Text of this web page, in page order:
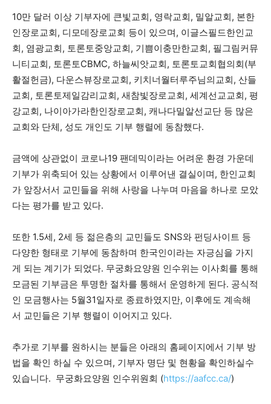
10만 달러 이상 기부자에 큰빛교회, 영락교회, 밀알교회, 본한
인장로교회, 디모데장로교회 등이 있으며, 이글스필드한인교
회, 염광교회, 토론토중앙교회, 기쁨이충만한교회, 필그림커뮤
니티교회, 토론토CBMC, 하늘씨앗교회, 토론토교회협의회(부
활절헌금), 다운스뷰장로교회, 키치너월터루주님의교회, 산들
교회, 토론토제일감리교회, 새참빛장로교회, 세계선교교회, 평
강교회, 나이아가라한인장로교회, 캐나다밀알선교단 등 많은
교회와 단체, 성도 개인도 기부 행렬에 동참했다.
금액에 상관없이 코로나19 팬데믹이라는 어려운 환경 가운데
기부가 위축되어 있는 상황에서 이루어낸 결실이며, 한인교회
가 앞장서서 교민들을 위해 사랑을 나누며 마음을 하나로 모았
다는 평가를 받고 있다.
또한 1.5세, 2세 등 젊은층의 교민들도 SNS와 펀딩사이트 등
다양한 형태로 기부에 동참하며 한국인이라는 자긍심을 가지
게 되는 계기가 되었다. 무궁화요양원 인수위는 이사회를 통해
모금된 기부금은 투명한 절차를 통해서 운영하게 된다. 공식적
인 모금행사는 5월31일자로 종료하였지만, 이후에도 계속해
서 교민들은 기부 행렬이 이어지고 있다.
추가로 기부를 원하시는 분들은 아래의 홈페이지에서 기부 방
법을 확인 하실 수 있으며, 기부자 명단 및 현황을 확인하실수
있습니다. 무궁화요양원 인수위원회 (https://aafcc.ca/)